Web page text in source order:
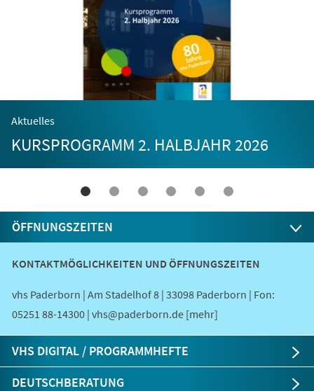
Aktuelles
KURSPROGRAMM 2. HALBJAHR 2026
ÖFFNUNGSZEITEN
KONTAKTMÖGLICHKEITEN UND ÖFFNUNGSZEITEN
vhs Paderborn | Am Stadelhof 8 | 33098 Paderborn | Fon:
05251 88-14300 | vhs@paderborn.de [mehr]
VHS DIGITAL / PROGRAMMHEFTE
DEUTSCHBERATUNG